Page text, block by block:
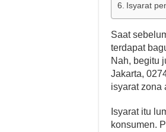
Isyarat
Saat
terdapat
Nah, begitu
Jakarta,
isyarat zona
Isyarat itu
konsumen.